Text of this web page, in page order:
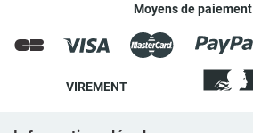
Moyens de paiement
VIREMENT